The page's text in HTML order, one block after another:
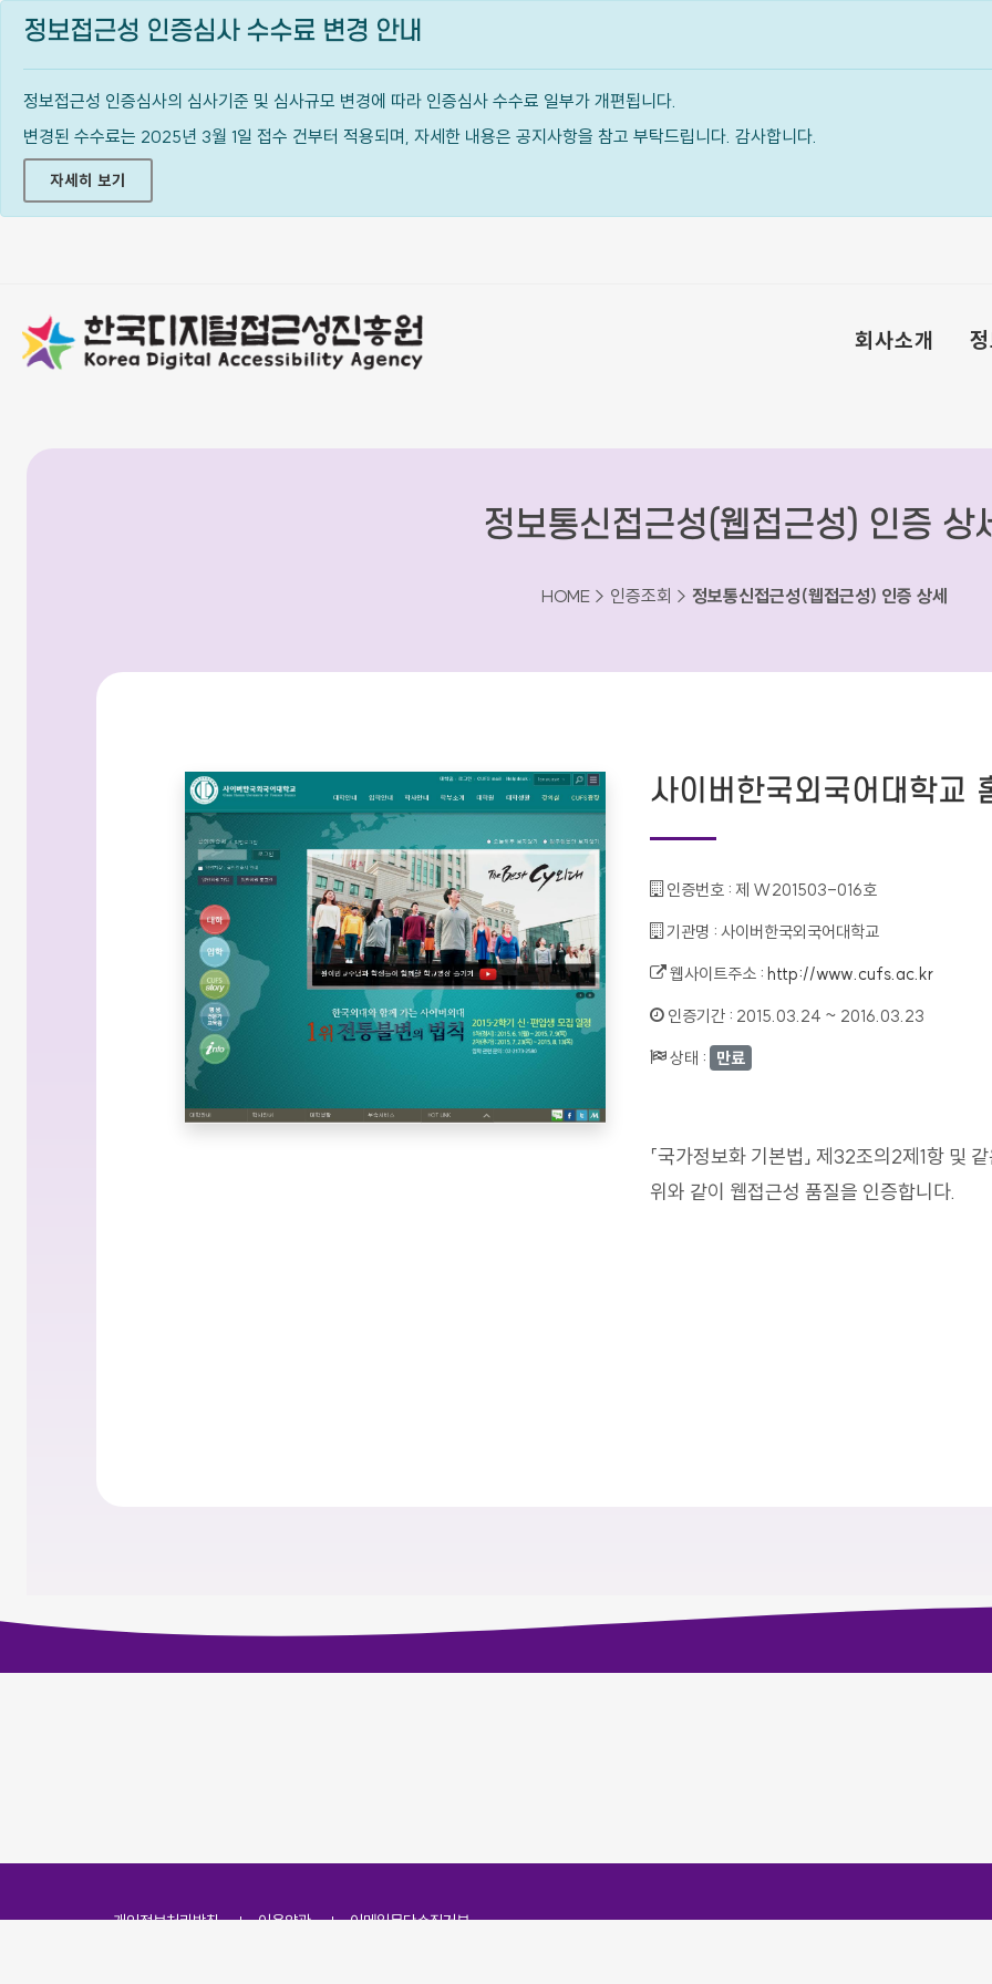
정보접근성 인증심사 수수료 변경 안내
정보접근성 인증심사의 심사기준 및 심사규모 변경에 따라 인증심사 수수료 일부가 개편됩니다.
변경된 수수료는 2025년 3월 1일 접수 건부터 적용되며, 자세한 내용은 공지사항을 참고 부탁드립니다. 감사합니다.
자세히 보기
회사소개
정보통신접근성(웹접근성) 인증 상세
HOME > 인증조회 > 정보통신접근성(웹접근성) 인증 상세
사이버한국외국어대학교
인증번호 :제 W201503-016호
기관명 :사이버한국외국어대학교
웹사이트주소 :http://www.cufs.ac.kr
인증기간 : 2015.03.24 ~ 2016.03.23
상태 : 만료
「국가정보화 기본법」 제32조의2제1항 및
위와 같이 웹접근성 품질을 인증합니다.
개인정보처리방침 이용약관 이메일무단수집거부